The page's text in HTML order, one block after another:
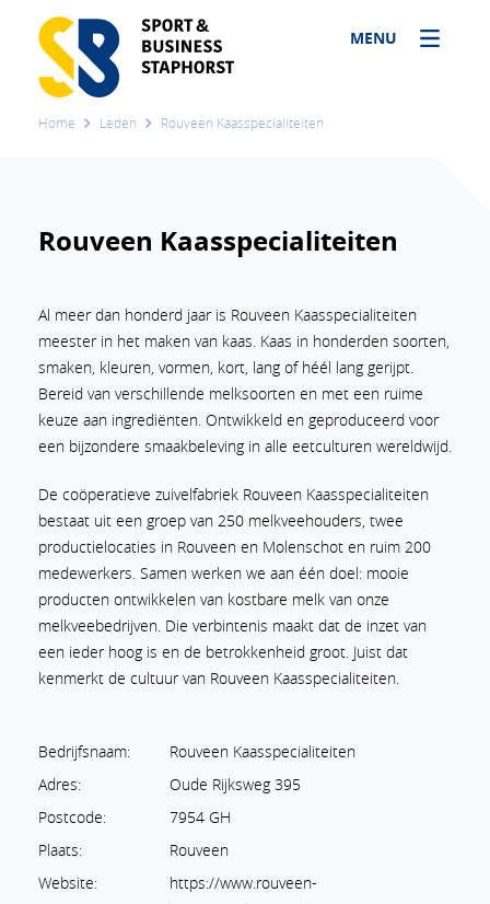
MENU
Home Leden Rouveen Kaasspecialiteiten
Rouveen Kaasspecialiteiten
Al meer dan honderd jaar is Rouveen Kaasspecialiteiten
meester in het maken van kaas. Kaas in honderden soorten,
smaken, kleuren, vormen, kort, lang of héél lang gerijpt.
Bereid van verschillende melksoorten en met een ruime
keuze aan ingrediënten. Ontwikkeld en geproduceerd voor
een bijzondere smaakbeleving in alle eetculturen wereldwijd.
De coöperatieve zuivelfabriek Rouveen Kaasspecialiteiten
bestaat uit een groep van 250 melkveehouders, twee
productielocaties in Rouveen en Molenschot en ruim 200
medewerkers. Samen werken we aan één doel: mooie
producten ontwikkelen van kostbare melk van onze
melkveebedrijven. Die verbintenis maakt dat de inzet van
een ieder hoog is en de betrokkenheid groot. Juist dat
kenmerkt de cultuur van Rouveen Kaasspecialiteiten.
Bedrijfsnaam:
Rouveen Kaasspecialiteiten
Adres:
Oude Rijksweg 395
Postcode:
7954 GH
Plaats:
Rouveen
Website:
https://www.rouveen-